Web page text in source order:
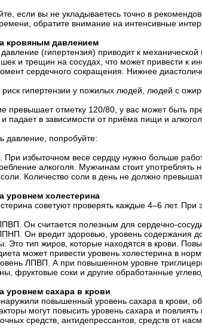
если вы не укладываетесь точно в
обратите внимание на интенсивные
кровяным давлением
(гипертензия) приводит к механической
и трещин на сосудах, что может привести к
сердечного сокращения. Нижнее
гипертензии у пожилых людей, людей с
превышает отметку 120/80, у вас может быть
падает в зависимости от приёма пищи и
давление, попробуйте:
При избыточном весе сердцу нужно больше
алкоголя. Мужчинам стоит
Количество соли в день не должно
уровнем холестерина
советуют проверять каждые 4–6 лет.
Он считается полезным для сердечно-
Он вредит здоровью, уровень содержания
Это тип жиров, которые находятся в крови.
может привести уровень холестерина в
ЛПВП. А при повышенном уровне
фруктовые соки и другие обработанные
уровнем сахара в крови
повышенный уровень сахара в крови,
могут повысить уровень сахара и
средств, антидепрессантов, средств от